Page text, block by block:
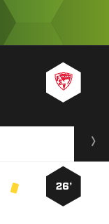
26’